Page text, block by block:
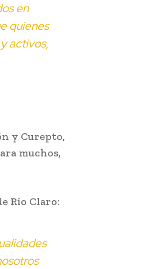
en
quienes
activos,
y Curepto,
muchos,
Río Claro: